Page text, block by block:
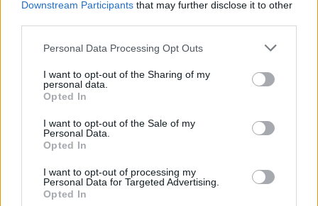
Downstream Participants that may further disclose it to other
Personal Data Processing Opt Outs
I want to opt-out of the Sharing of my
personal data.
Opted In
I want to opt-out of the Sale of my
Personal Data.
Opted In
I want to opt-out of processing my
Personal Data for Targeted Advertising.
Opted In
In evidenza